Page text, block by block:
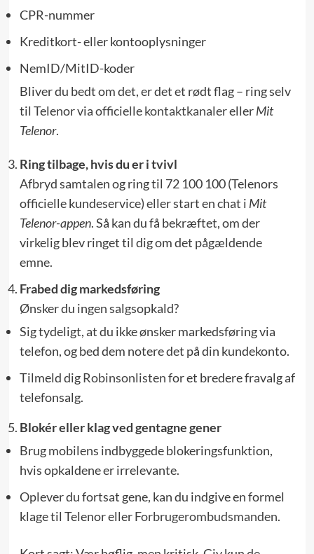
CPR-nummer
Kreditkort- eller kontooplysninger
NemID/MitID-koder
Bliver du bedt om det, er det et rødt flag – ring selv
til Telenor viaofficielle kontaktkanalerellerMit
Telenor.
Ring tilbage, hvis du er i tvivl
Afbryd samtalen og ring til 72 100 100 (Telenors
officielle kundeservice) eller start en chat i Mit
Telenor-appen. Så kan du få bekræftet, om der
virkelig blev ringet til dig om det pågældende
emne.
Frabed dig markedsføring
Ønsker du ingen salgsopkald?
Sig tydeligt, at du ikke ønsker markedsføring via
telefon, og bed dem notere det på din kundekonto.
Tilmeld digRobinsonlistenfor et bredere fravalg af
tele­fonsalg.
Blokér eller klag ved gentagne gener
Brug mobilens indbyggede blokeringsfunktion,
hvis opkaldene er irrelevante.
Oplever du fortsat gene, kan du indgive en formel
klage til Telenor ellerForbrugerombudsmanden.